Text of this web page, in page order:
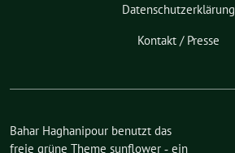
Datenschutzerklärung
Kontakt / Presse
Bahar Haghanipour benutzt das
freie grüne Theme sunflower ‐ ein